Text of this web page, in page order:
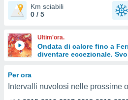
CONTINUA
Km sciabili
0 / 5
Ultim'ora.
Ondata di calore fino a
diventare eccezionale.
Per ora
Intervalli nuvolosi nelle prossime